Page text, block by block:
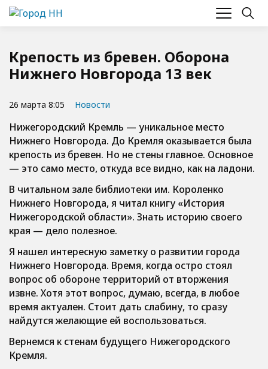
Крепость из бревен. Оборона
Нижнего Новгорода 13 век
26 марта 8:05 Новости
Нижегородский Кремль — уникальное место
Нижнего Новгорода. До Кремля оказывается была
крепость из бревен. Но не стены главное. Основное
— это само место, откуда все видно, как на ладони.
В читальном зале библиотеки им. Короленко
Нижнего Новгорода, я читал книгу «История
Нижегородской области». Знать историю своего
края — дело полезное.
Я нашел интересную заметку о развитии города
Нижнего Новгорода. Время, когда остро стоял
вопрос об обороне территорий от вторжения
извне. Хотя этот вопрос, думаю, всегда, в любое
время актуален. Стоит дать слабину, то сразу
найдутся желающие ей воспользоваться.
Вернемся к стенам будущего Нижегородского
Кремля.